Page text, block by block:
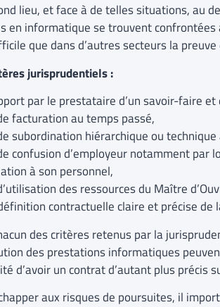
lieu, et face à de telles situations, au
en informatique se trouvent
que dans d’autres secteurs la preuve
jurisprudentiels :
par le prestataire d’un savoir-faire
facturation au temps passé,
subordination hiérarchique ou technique
confusion d’employeur notamment par
à son personnel,
des ressources du Maître
contractuelle claire et précise de
des critères retenus par la
des prestations informatiques
d’avoir un contrat d’autant plus précis
aux risques de poursuites, il